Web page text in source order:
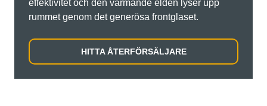
effektivitet och den värmande elden lyser upp
rummet genom det generösa frontglaset.
HITTA ÅTERFÖRSÄLJARE